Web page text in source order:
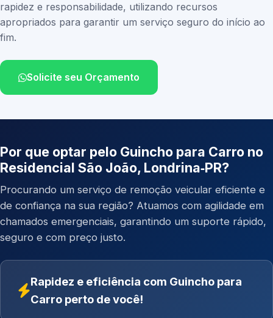
rapidez e responsabilidade, utilizando recursos
apropriados para garantir um serviço seguro do início ao
fim.
Solicite seu Orçamento
Por que optar pelo Guincho para Carro no
Residencial São João, Londrina‑PR?
Procurando um serviço de remoção veicular eficiente e
de confiança na sua região? Atuamos com agilidade em
chamados emergenciais, garantindo um suporte rápido,
seguro e com preço justo.
Rapidez e eficiência com Guincho para
Carro perto de você!